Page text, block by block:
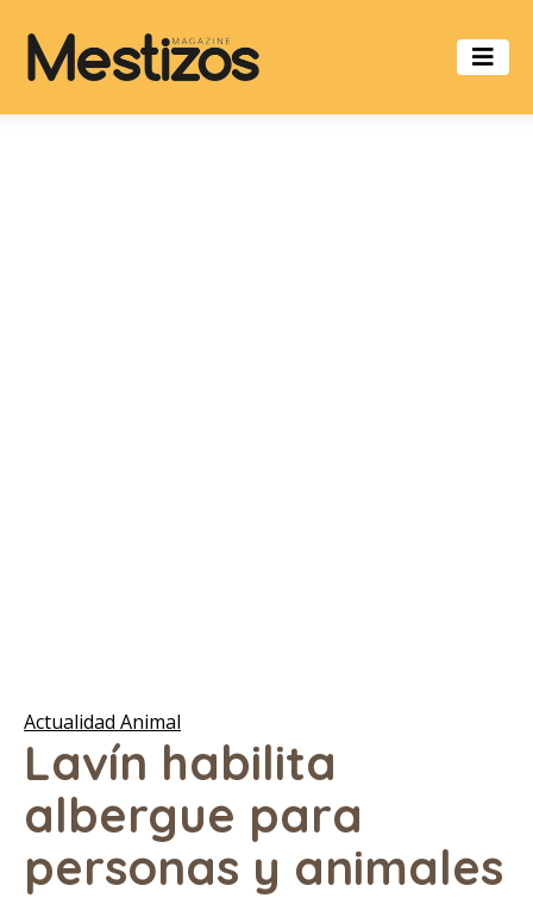
Actualidad Animal
Lavín habilita
albergue para
personas y animales